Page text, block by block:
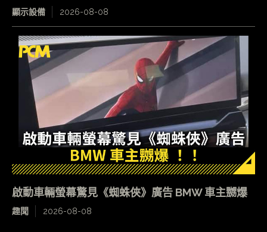
顯示設備 2026-08-08
啟動車輛螢幕驚見《蜘蛛俠》廣告 BMW 車主嬲爆
趣聞 2026-08-08